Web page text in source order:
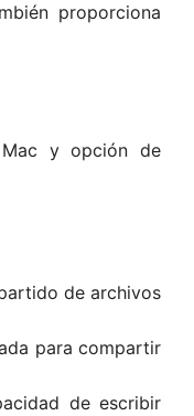
proporciona
Mac y opción de
de archivos
para compartir
de escribir